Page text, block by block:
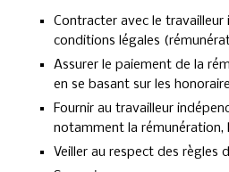
Contracter avec le travailleur
conditions légales
Assurer le paiement de la
en se basant sur les
Fournir au travailleur
notamment la rémunération,
Veiller au respect des règles